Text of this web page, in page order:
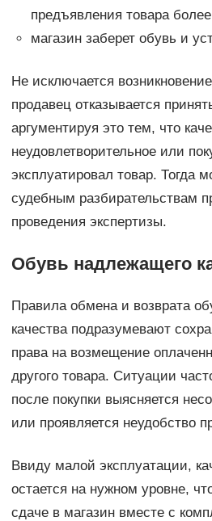
предъявления товара более
магазин заберет обувь и
Не исключается
продавец отказывается
аргументируя это тем, что
неудовлетворительное или
эксплуатировал товар. Тогда
судебным разбирательствам
проведения экспертизы.
Обувь надлежащего
Правила обмена и возврата
качества подразумевают
права на возмещение
другого товара. Ситуации
после покупки выясняется
или проявляется неудобство
Ввиду малой эксплуатации,
остается на нужном уровне,
сдаче в магазин вместе с